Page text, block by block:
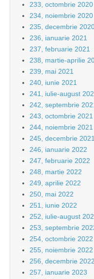
233, octombrie 2020
234, noiembrie 2020
235, decembrie
236, ianuarie 2021
237, februarie 2021
238, martie-aprilie
239, mai 2021
240, iunie 2021
241, iulie-august
242, septembrie
243, octombrie 2021
244, noiembrie 2021
245, decembrie
246, ianuarie 2022
247, februarie 2022
248, martie 2022
249, aprilie 2022
250, mai 2022
251, iunie 2022
252, iulie-august
253, septembrie
254, octombrie 2022
255, noiembrie 2022
256, decembrie 2022
257, ianuarie 2023